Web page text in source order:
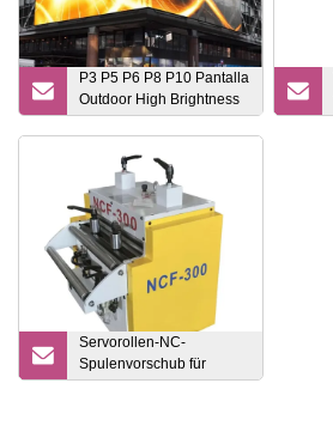
P3 P5 P6 P8 P10 Pantalla
Outdoor High Brightness
Naked Eye 3D Riesen-
Bildschirm
Servorollen-NC-
Spulenvorschub für
automatische